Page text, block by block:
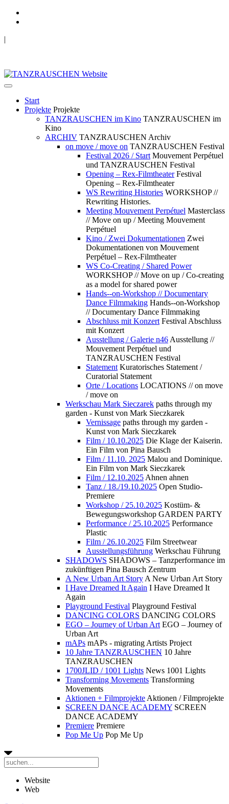
|
Start
Projekte Projekte
TANZRAUSCHEN im Kino TANZRAUSCHEN im
Kino
ARCHIV TANZRAUSCHEN Archiv
on move / move on TANZRAUSCHEN Festival
Festival 2026 / Start Mouvement Perpétuel
und TANZRAUSCHEN Festival
Opening – Rex-Filmtheater Festival
Opening – Rex-Filmtheater
WS Rewriting Histories WORKSHOP //
Rewriting Histories.
Meeting Mouvement Perpétuel Masterclass
// Move on up / Meeting Mouvement
Perpétuel
Kino / Zwei Dokumentationen Zwei
Dokumentationen von Mouvement
Perpétuel – Rex-Filmtheater
WS Co-Creating / Shared Power
WORKSHOP // Move on up / Co-creating
as a model for shared power
Hands--on-Workshop // Documentary
Dance Filmmaking Hands--on-Workshop
// Documentary Dance Filmmaking
Abschluss mit Konzert Festival Abschluss
mit Konzert
Ausstellung / Galerie n46 Ausstellung //
Mouvement Perpétuel und
TANZRAUSCHEN Festival
Statement Kuratorisches Statement /
Curatorial Statement
Orte / Locations LOCATIONS // on move
/ move on
Werkschau Mark Sieczarek paths through my
garden - Kunst von Mark Sieczkarek
Vernissage paths through my garden -
Kunst von Mark Sieczkarek
Film / 10.10.2025 Die Klage der Kaiserin.
Ein Film von Pina Bausch
Film / 11.10. 2025 Malou and Dominique.
Ein Film von Mark Sieczkarek
Film / 12.10.2025 Ahnen ahnen
Tanz / 18./19.10.2025 Open Studio-
Premiere
Workshop / 25.10.2025 Kostüm- &
Bewegungsworkshop GARDEN PARTY
Performance / 25.10.2025 Performance
Plastic
Film / 26.10.2025 Film Streetwear
Ausstellungsführung Werkschau Führung
SHADOWS SHADOWS – Tanzperformance im
zukünftigen Pina Bausch Zentrum
A New Urban Art Story A New Urban Art Story
I Have Dreamed It Again I Have Dreamed It
Again
Playground Festival Playground Festival
DANCING COLORS DANCING COLORS
EGO – Journey of Urban Art EGO – Journey of
Urban Art
mAPs mAPs - migrating Artists Project
10 Jahre TANZRAUSCHEN 10 Jahre
TANZRAUSCHEN
1700JLID / 1001 Lights News 1001 Lights
Transforming Movements Transforming
Movements
Aktionen + Filmprojekte Aktionen / Filmprojekte
SCREEN DANCE ACADEMY SCREEN
DANCE ACADEMY
Premiere Premiere
Pop Me Up Pop Me Up
Website
Web